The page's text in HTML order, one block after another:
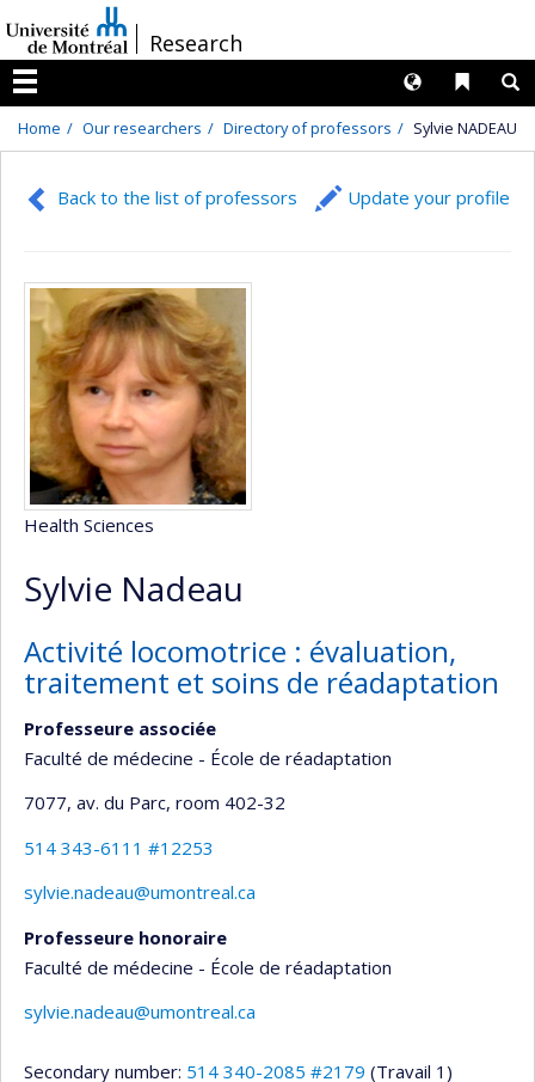
au
contenu
/Research
Menu
Liens
Langues
Home Our researchers Directory of professors Sylvie NADEAU
Back to the list of professors Update your profile
Health Sciences
Sylvie Nadeau
Activité locomotrice : évaluation,
traitement et soins de réadaptation
Professeure associée
Faculté de médecine - École de réadaptation
7077, av. du Parc, room 402-32
514 343-6111 #12253
sylvie.nadeau@umontreal.ca
Professeure honoraire
Faculté de médecine - École de réadaptation
sylvie.nadeau@umontreal.ca
Secondary number: 514 340-2085 #2179 (Travail 1)